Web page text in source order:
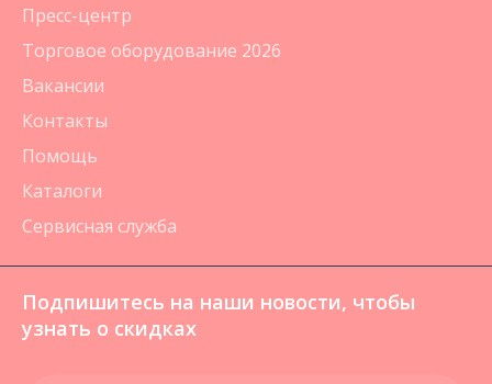
Пресс-центр
Торговое оборудование 2026
Вакансии
Контакты
Помощь
Каталоги
Сервисная служба
Подпишитесь на наши новости, чтобы
узнать о скидках